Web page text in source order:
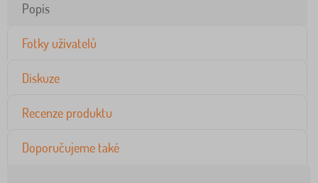
Popis
Fotky uživatelů
Diskuze
Recenze produktu
Doporučujeme také